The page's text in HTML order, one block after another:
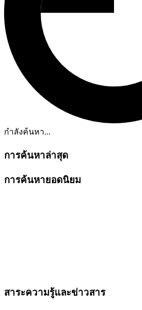
กำลังค้นหา...
การค้นหาล่าสุด
การค้นหายอดนิยม
สาระความรู้และข่าวสาร